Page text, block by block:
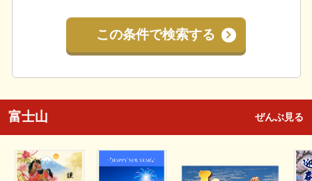
この条件で検索する
富士山 ぜんぶ見る